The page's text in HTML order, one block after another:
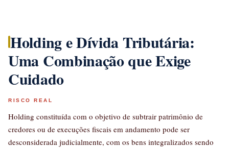
Holding e Dívida Tributária:
Uma Combinação que Exige
Cuidado
RISCO REAL
Holding constituída com o objetivo de subtrair patrimônio de
credores ou de execuções fiscais em andamento pode ser
desconsiderada judicialmente, com os bens integralizados sendo